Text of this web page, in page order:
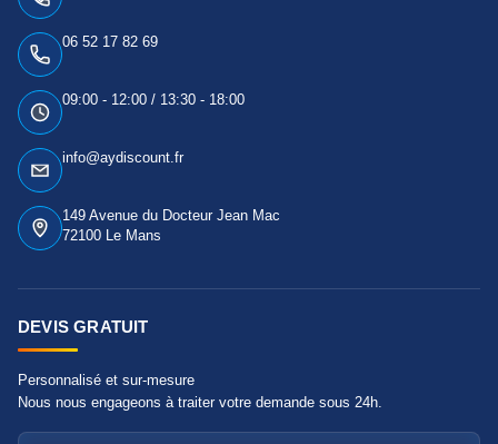
06 52 17 82 69
09:00 - 12:00 / 13:30 - 18:00
info@aydiscount.fr
149 Avenue du Docteur Jean Mac
72100 Le Mans
DEVIS GRATUIT
Personnalisé et sur-mesure
Nous nous engageons à traiter votre demande sous 24h.